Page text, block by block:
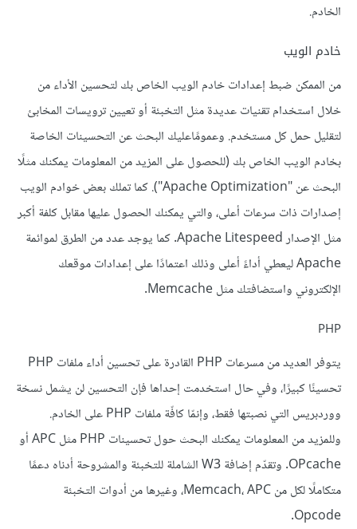
الخادم.
خادم الويب
من الممكن ضبط إعدادات خادم الويب الخاص بك لتحسين الأداء من
خلال استخدام تقنيات عديدة مثل التخبئة أو تعيين ترويسات المخابئ
لتقليل حمل كل مستخدم. وعمومًاعليك البحث عن التحسينات الخاصة
بخادم الويب الخاص بك (للحصول على المزيد من المعلومات يمكنك مثلًا
البحث عن "Apache Optimization"). كما تملك بعض خوادم الويب
إصدارات ذات سرعات أعلى، والتي يمكنك الحصول عليها مقابل كلفة أكبر
مثل الإصدار Apache Litespeed. كما يوجد عدد من الطرق لموائمة
Apache ليعطي أداءً أعلى وذلك اعتمادًا على إعدادات موقعك
الإلكتروني واستضافتك مثل Memcache.
PHP
يتوفر العديد من مسرعات PHP القادرة على تحسين أداء ملفات PHP
تحسينًا كبيرًا، وفي حال استخدمت إحداها فإن التحسين لن يشمل نسخة
ووردبريس التي نصبتها فقط، وإنمّا كافّة ملفات PHP على الخادم.
وللمزيد من المعلومات يمكنك البحث حول تحسينات PHP مثل APC أو
OPcache. وتقدّم إضافة W3 الشاملة للتخبئة والمشروحة أدناه دعمًا
متكاملًا لكل من Memcach، APC، وغيرها من أدوات التخبئة
Opcode.